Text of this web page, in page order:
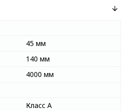
45 мм
140 мм
4000 мм
Класс А